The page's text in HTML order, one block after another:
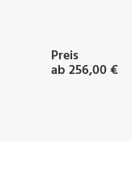
Preis
ab 256,00 €